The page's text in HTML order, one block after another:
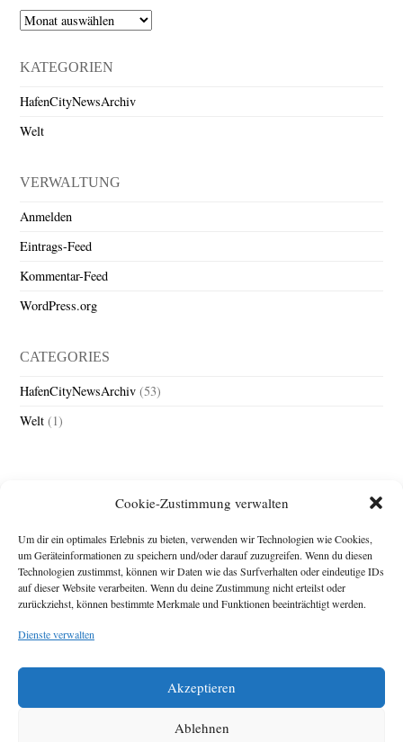
Cookie-Zustimmung verwalten
Um dir ein optimales Erlebnis zu bieten, verwenden wir Technologien wie Cookies,
um Geräteinformationen zu speichern und/oder darauf zuzugreifen. Wenn du diesen
Technologien zustimmst, können wir Daten wie das Surfverhalten oder eindeutige IDs
auf dieser Website verarbeiten. Wenn du deine Zustimmung nicht erteilst oder
zurückziehst, können bestimmte Merkmale und Funktionen beeinträchtigt werden.
Dienste verwalten
Akzeptieren
Ablehnen
Archiv
KATEGORIEN
HafenCityNewsArchiv
Welt
VERWALTUNG
Anmelden
Eintrags-Feed
Kommentar-Feed
WordPress.org
CATEGORIES
HafenCityNewsArchiv (53)
Welt (1)
Impressum
Michael Baden,
Diese Webseite stellt
zehn Jahre der